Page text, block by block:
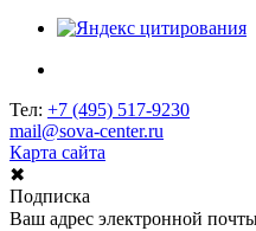
Тел: +7 (495) 517-9230
mail@sova-center.ru
Карта сайта
✖
Подписка
Ваш адрес электронной